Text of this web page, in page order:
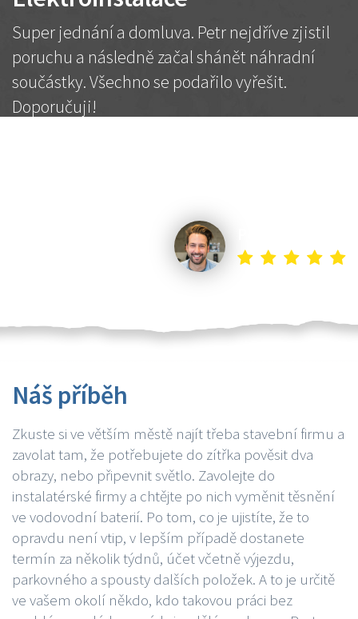
Super jednání a domluva. Petr nejdříve zjistil
poruchu a následně začal shánět náhradní
součástky. Všechno se podařilo vyřešit.
Doporučuji!
Náš příběh
Zkuste si ve větším městě najít třeba stavební firmu a
zavolat tam, že potřebujete do zítřka pověsit dva
obrazy, nebo připevnit světlo. Zavolejte do
instalatérské firmy a chtějte po nich vyměnit těsnění
ve vodovodní baterií. Po tom, co je ujistíte, že to
opravdu není vtip, v lepším případě dostanete
termín za několik týdnů, účet včetně výjezdu,
parkovného a spousty dalších položek. A to je určitě
ve vašem okolí někdo, kdo takovou práci bez